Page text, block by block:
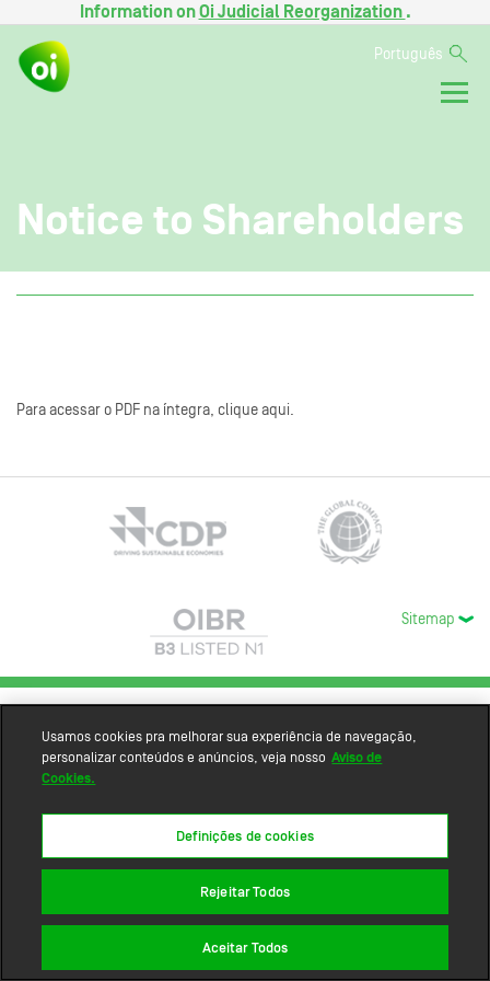
Information onOi Judicial Reorganization .
Português
Notice to Shareholders
Para acessar o PDF na íntegra, clique aqui.
Sitemap
Usamos cookies pra melhorar sua experiência de navegação,
personalizar conteúdos e anúncios, veja nosso Aviso de
Cookies.
Definições de cookies
Rejeitar Todos
Aceitar Todos